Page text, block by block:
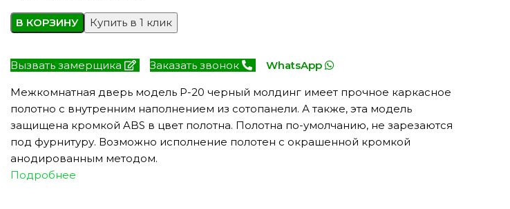
В КОРЗИНУ Купить в 1 клик
Вызвать замерщика Заказать звонок WhatsApp
Межкомнатная дверь модель P-20 черный молдинг имеет прочное каркасное
полотно с внутренним наполнением из сотопанели. А также, эта модель
защищена кромкой ABS в цвет полотна. Полотна по-умолчанию, не зарезаются
под фурнитуру. Возможно исполнение полотен с окрашенной кромкой
анодированным методом.
Подробнее